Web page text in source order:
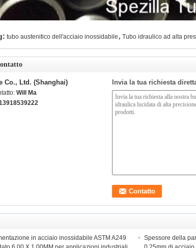
tubo austenitico dell'acciaio inossidabile, Tubo idraulico ad alta
Co., Ltd. (Shanghai)
Will Ma
Invia la tua richiesta
in acciaio inossidabile ASTM A249
Spessore della